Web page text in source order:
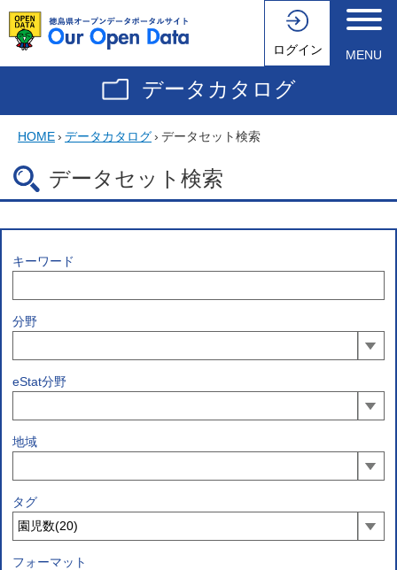
ログイン MENU
データカタログ
HOME› データカタログ› データセット検索
データセット検索
キーワード
分野
eStat分野
地域
タグ
フォーマット